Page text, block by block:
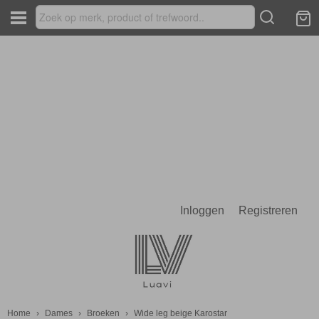
Inloggen Registreren
Home › Dames › Broeken › Wide leg beige Karostar